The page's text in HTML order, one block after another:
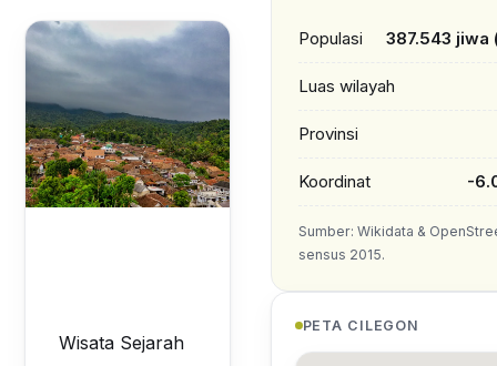
Wisata Sejarah
Populasi 387.543 jiwa
Luas wilayah
Provinsi
Koordinat -
Sumber: Wikidata &
sensus 2015.
PETA CILEGON